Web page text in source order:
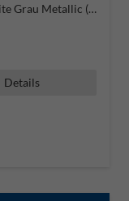
Graphite Grau Metallic (5X)
Details